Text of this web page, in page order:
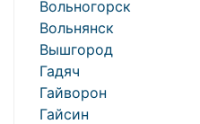
Вольногорск
Вольнянск
Вышгород
Гадяч
Гайворон
Гайсин